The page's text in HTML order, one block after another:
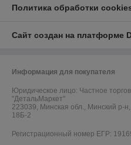
Политика обработки
Сайт создан на платформе
Информация для покупателя
Юридическое лицо: Частное
"ДетальМаркет"
223039, Минская обл., Минский р-
18Б-2
Регистрационный номер ЕГР: